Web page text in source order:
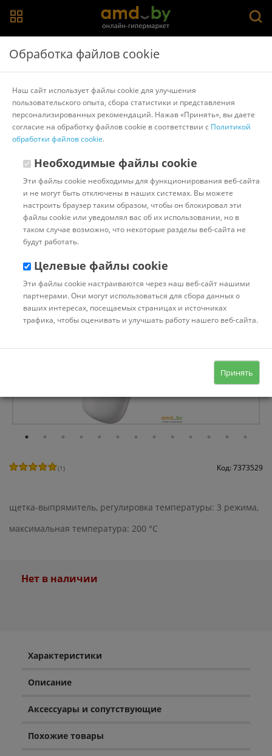
Главная > Каталог товаров Стайлеры
Straightener Brush MJZFS01LF
Другие товары Xiaomi
(1) Код: 7373529
щетка-выпрямитель, регулировка температуры: 3 режима,
максимальная температура: 200 °С
Нет в наличии
Характеристики
Описание
Аксессуары и сопутствующие
Похожие товары
Обработка файлов cookie
Наш сайт использует файлы cookie для улучшения
пользовательского опыта, сбора статистики и представления
персонализированных рекомендаций. Нажав «Принять», вы даете
согласие на обработку файлов cookie в соответствии с Политикой
обработки файлов cookie.
Необходимые файлы cookie
Эти файлы cookie необходимы для функционирования веб-сайта
и не могут быть отключены в наших системах. Вы можете
настроить браузер таким образом, чтобы он блокировал эти
файлы cookie или уведомлял вас об их использовании, но в
таком случае возможно, что некоторые разделы веб-сайта не
будут работать.
Целевые файлы cookie
Эти файлы cookie настраиваются через наш веб-сайт нашими
партнерами. Они могут использоваться для сбора данных о
ваших интересах, посещаемых страницах и источниках
трафика, чтобы оценивать и улучшать работу нашего веб-сайта.
Принять